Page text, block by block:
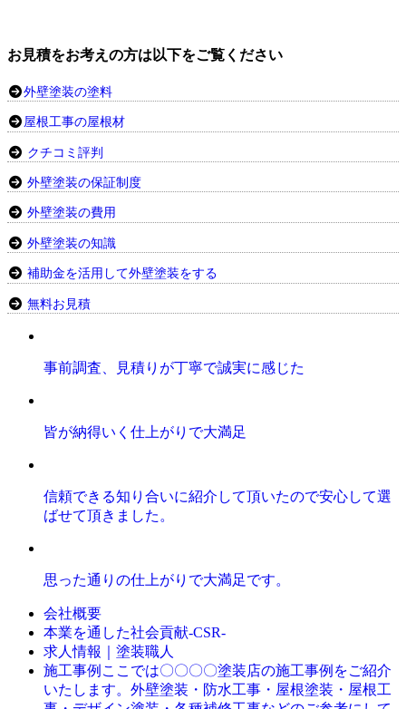
お見積をお考えの方は以下をご覧ください
外壁塗装の塗料
屋根工事の屋根材
クチコミ評判
外壁塗装の保証制度
外壁塗装の費用
外壁塗装の知識
補助金を活用して外壁塗装をする
無料お見積
事前調査、見積りが丁寧で誠実に感じた
皆が納得いく仕上がりで大満足
信頼できる知り合いに紹介して頂いたので安心して選
ばせて頂きました。
思った通りの仕上がりで大満足です。
会社概要
本業を通した社会貢献-CSR-
求人情報｜塗装職人
施工事例 ここでは〇〇〇〇塗装店の施工事例をご紹介
いたします。外壁塗装・防水工事・屋根塗装・屋根工